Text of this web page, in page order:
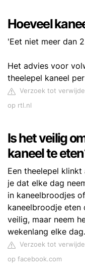
Hoeveel
'Eet niet meer dan
Het advies voor
theelepel kaneel
Verzoek tot
op rtl.nl
Is het veilig
kaneel te
Een theelepel
je dat elke dag
in kaneelbroodjes
kaneelbroodje eten
veilig, maar neem
wekenlang elke dag.
Verzoek tot
op facebook.com